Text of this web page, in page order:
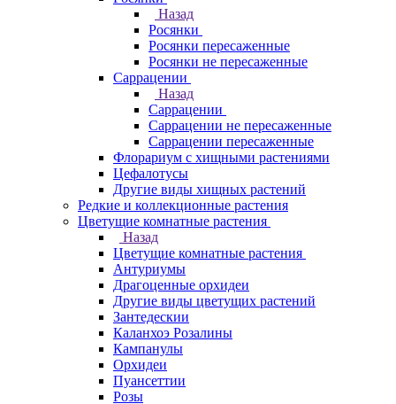
Назад
Росянки
Росянки пересаженные
Росянки не пересаженные
Саррацении
Назад
Саррацении
Саррацении не пересаженные
Саррацении пересаженные
Флорариум с хищными растениями
Цефалотусы
Другие виды хищных растений
Редкие и коллекционные растения
Цветущие комнатные растения
Назад
Цветущие комнатные растения
Антуриумы
Драгоценные орхидеи
Другие виды цветущих растений
Зантедескии
Каланхоэ Розалины
Кампанулы
Орхидеи
Пуансеттии
Розы